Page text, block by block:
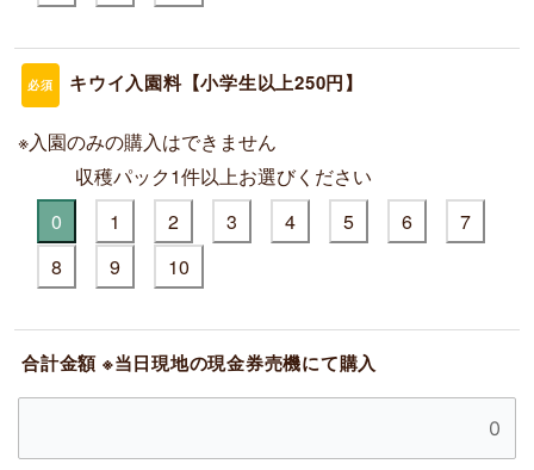
必須 キウイ入園料【小学生以上250円】
※入園のみの購入はできません
収穫パック1件以上お選びください
0
1 2 3 4 5 6
7
8
9 10
合計金額 ※当日現地の現金券売機にて購入